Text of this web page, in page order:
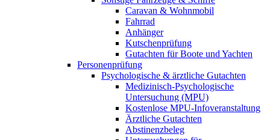
Caravan & Wohnmobil
Fahrrad
Anhänger
Kutschenprüfung
Gutachten für Boote und Yachten
Personenprüfung
Psychologische & ärztliche Gutachten
Medizinisch-Psychologische
Untersuchung (MPU)
Kostenlose MPU-Infoveranstaltung
Ärztliche Gutachten
Abstinenzbeleg